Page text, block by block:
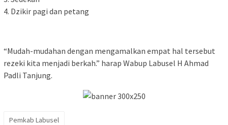
4. Dzikir pagi dan petang
“Mudah-mudahan dengan mengamalkan empat hal tersebut
rezeki kita menjadi berkah.” harap Wabup Labusel H Ahmad
Padli Tanjung.
Pemkab Labusel